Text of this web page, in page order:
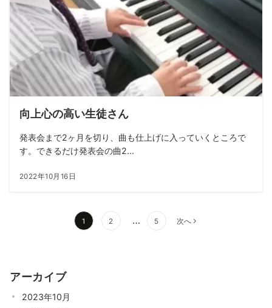
向上心の高い生徒さん
発表会まで2ヶ月を切り、曲も仕上げに入っていくところで
す。できるだけ発表会の曲2...
2022年10月16日
ー
ジ
1 2 … 5 次へ
アーカイブ
2023年10月